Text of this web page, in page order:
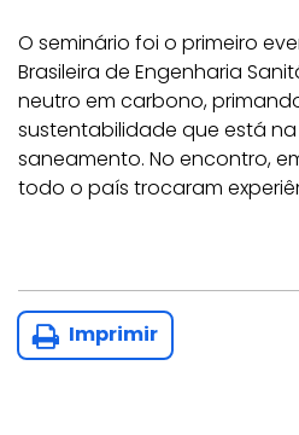
O seminário foi o primeiro
Brasileira de Engenharia
neutro em carbono,
sustentabilidade que está
saneamento. No encontro,
todo o país trocaram
Imprimir